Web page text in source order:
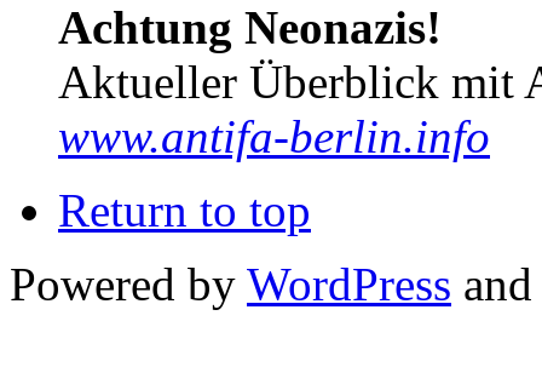
Achtung Neonazis!
Aktueller Überblick mit
www.antifa-berlin.info
Return to top
Powered by WordPress